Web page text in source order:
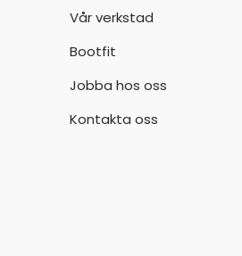
Vår verkstad
Bootfit
Jobba hos oss
Kontakta oss